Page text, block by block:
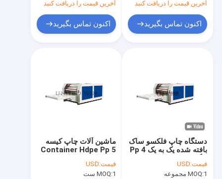
آخرین قیمت را دریافت کنید
اکنون تماس بگیرید
آخرین قیمت را دریافت کنید
اکنون تماس بگیرید
ماشین آلات چاپ کیسه
Container Hdpe Pp 5
فلکسوگرافی رنگی
قیمت:USD
MOQ:1 ست
دستگاه چاپ فلکسو ساک
بافته شده یک به یک Pp 4
قیمت:USD
MOQ:1 مجموعه